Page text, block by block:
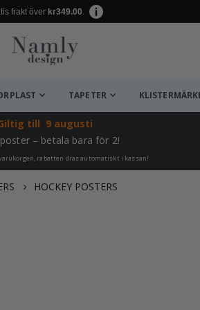
frakt över kr349.00.
TAPETER
till 9 augusti
– betala bara för 2!
rabatten dras automatiskt i kassan!
HOCKEY POSTERS